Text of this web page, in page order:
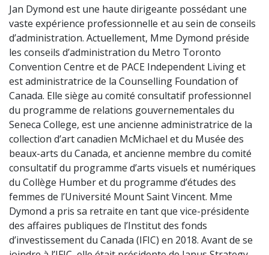
Jan Dymond est une haute dirigeante possédant une
vaste expérience professionnelle et au sein de conseils
d’administration. Actuellement, Mme Dymond préside
les conseils d’administration du Metro Toronto
Convention Centre et de PACE Independent Living et
est administratrice de la Counselling Foundation of
Canada. Elle siège au comité consultatif professionnel
du programme de relations gouvernementales du
Seneca College, est une ancienne administratrice de la
collection d’art canadien McMichael et du Musée des
beaux-arts du Canada, et ancienne membre du comité
consultatif du programme d’arts visuels et numériques
du Collège Humber et du programme d’études des
femmes de l’Université Mount Saint Vincent. Mme
Dymond a pris sa retraite en tant que vice-présidente
des affaires publiques de l’Institut des fonds
d’investissement du Canada (IFIC) en 2018. Avant de se